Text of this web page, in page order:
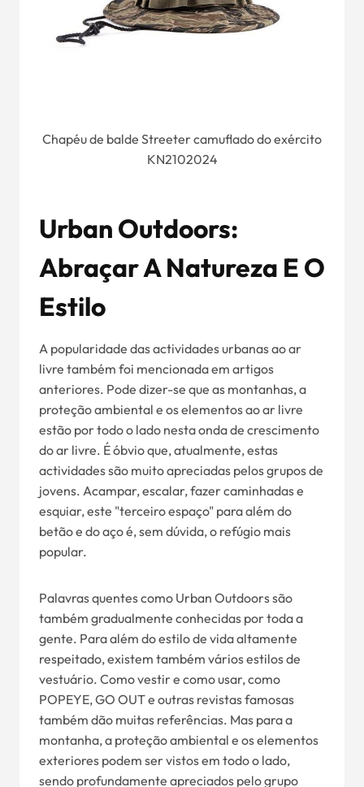
Chapéu de balde Streeter camuflado do exército
KN2102024
Urban Outdoors:
Abraçar A Natureza E O
Estilo
A popularidade das actividades urbanas ao ar
livre também foi mencionada em artigos
anteriores. Pode dizer-se que as montanhas, a
proteção ambiental e os elementos ao ar livre
estão por todo o lado nesta onda de crescimento
do ar livre. É óbvio que, atualmente, estas
actividades são muito apreciadas pelos grupos de
jovens. Acampar, escalar, fazer caminhadas e
esquiar, este "terceiro espaço" para além do
betão e do aço é, sem dúvida, o refúgio mais
popular.
Palavras quentes como Urban Outdoors são
também gradualmente conhecidas por toda a
gente. Para além do estilo de vida altamente
respeitado, existem também vários estilos de
vestuário. Como vestir e como usar, como
POPEYE, GO OUT e outras revistas famosas
também dão muitas referências. Mas para a
montanha, a proteção ambiental e os elementos
exteriores podem ser vistos em todo o lado,
sendo profundamente apreciados pelo grupo